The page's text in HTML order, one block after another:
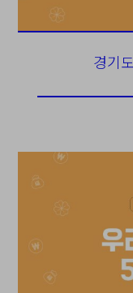
경기